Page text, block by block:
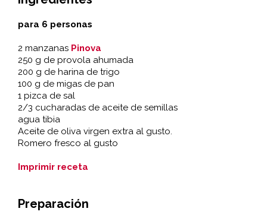
para 6 personas
2 manzanas Pinova
250 g de provola ahumada
200 g de harina de trigo
100 g de migas de pan
1 pizca de sal
2/3 cucharadas de aceite de semillas
agua tibia
Aceite de oliva virgen extra al gusto.
Romero fresco al gusto
Imprimir receta
Preparación